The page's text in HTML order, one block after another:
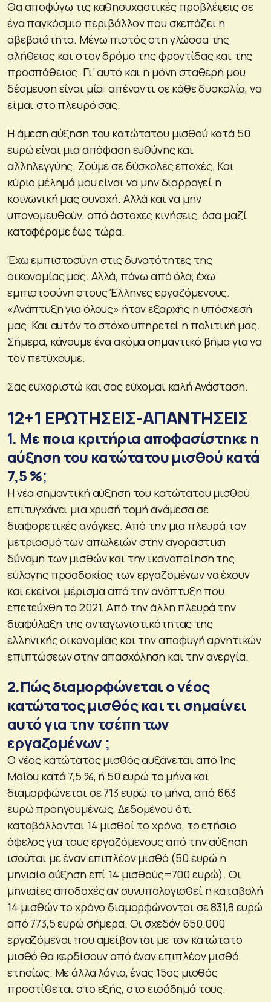
Θα αποφύγω τις καθησυχαστικές προβλέψεις σε
ένα παγκόσμιο περιβάλλον που σκεπάζει η
αβεβαιότητα. Μένω πιστός στη γλώσσα της
αλήθειας και στον δρόμο της φροντίδας και της
προσπάθειας. Γι’ αυτό και η μόνη σταθερή μου
δέσμευση είναι μία: απέναντι σε κάθε δυσκολία, να
είμαι στο πλευρό σας.
Η άμεση αύξηση του κατώτατου μισθού κατά 50
ευρώ είναι μια απόφαση ευθύνης και
αλληλεγγύης. Ζούμε σε δύσκολες εποχές. Και
κύριο μέλημά μου είναι να μην διαρραγεί η
κοινωνική μας συνοχή. Αλλά και να μην
υπονομευθούν, από άστοχες κινήσεις, όσα μαζί
καταφέραμε έως τώρα.
Έχω εμπιστοσύνη στις δυνατότητες της
οικονομίας μας. Αλλά, πάνω από όλα, έχω
εμπιστοσύνη στους Έλληνες εργαζόμενους.
«Ανάπτυξη για όλους» ήταν εξαρχής η υπόσχεσή
μας. Και αυτόν το στόχο υπηρετεί η πολιτική μας.
Σήμερα, κάνουμε ένα ακόμα σημαντικό βήμα για να
τον πετύχουμε.
Σας ευχαριστώ και σας εύχομαι καλή Ανάσταση.
12+1 ΕΡΩΤΗΣΕΙΣ-ΑΠΑΝΤΗΣΕΙΣ
1. Με ποια κριτήρια αποφασίστηκε η
αύξηση του κατώτατου μισθού κατά
7,5 %;
Η νέα σημαντική αύξηση του κατώτατου μισθού
επιτυγχάνει μια χρυσή τομή ανάμεσα σε
διαφορετικές ανάγκες. Από την μια πλευρά τον
μετριασμό των απωλειών στην αγοραστική
δύναμη των μισθών και την ικανοποίηση της
εύλογης προσδοκίας των εργαζομένων να έχουν
και εκείνοι μέρισμα από την ανάπτυξη που
επετεύχθη το 2021. Από την άλλη πλευρά την
διαφύλαξη της ανταγωνιστικότητας της
ελληνικής οικονομίας και την αποφυγή αρνητικών
επιπτώσεων στην απασχόληση και την ανεργία.
2.Πώς διαμορφώνεται ο νέος
κατώτατος μισθός και τι σημαίνει
αυτό για την τσέπη των
εργαζομένων ;
Ο νέος κατώτατος μισθός αυξάνεται από 1ης
Μαΐου κατά 7,5 %, ή 50 ευρώ το μήνα και
διαμορφώνεται σε 713 ευρώ το μήνα, από 663
ευρώ προηγουμένως. Δεδομένου ότι
καταβάλλονται 14 μισθοί το χρόνο, το ετήσιο
όφελος για τους εργαζόμενους από την αύξηση
ισούται με έναν επιπλέον μισθό (50 ευρώ η
μηνιαία αύξηση επί 14 μισθούς=700 ευρώ). Οι
μηνιαίες αποδοχές αν συνυπολογισθεί η καταβολή
14 μισθών το χρόνο διαμορφώνονται σε 831,8 ευρώ
από 773,5 ευρώ σήμερα. Οι σχεδόν 650.000
εργαζόμενοι που αμείβονται με τον κατώτατο
μισθό θα κερδίσουν από έναν επιπλέον μισθό
ετησίως. Με άλλα λόγια, ένας 15ος μισθός
προστίθεται στο εξής, στο εισόδημά τους.